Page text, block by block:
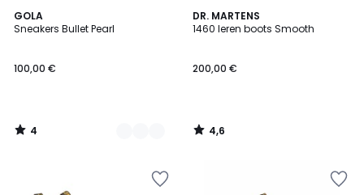
GOLA
Sneakers Bullet Pearl
100,00 €
4
/
3
Kleuren
4
/
DR. MARTENS
1460 leren boots Smooth
200,00 €
4,6
/ 5
4,6
/